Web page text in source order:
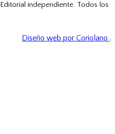
independiente. Todos los
Diseño web por Coriolano .